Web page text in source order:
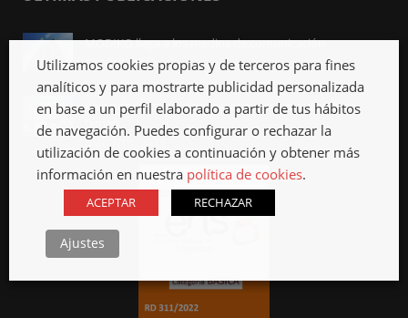
MODIKO llega a los medios de comunicación
Abr 3rd, 2023
Viviendas industrializadas, qué son y qué ventajas
tienen
Mar 27th, 2023
Utilizamos cookies propias y de terceros para fines
analíticos y para mostrarte publicidad personalizada
en base a un perfil elaborado a partir de tus hábitos
de navegación. Puedes configurar o rechazar la
utilización de cookies a continuación y obtener más
información en nuestra política de cookies.
ACEPTAR RECHAZAR
Ajustes